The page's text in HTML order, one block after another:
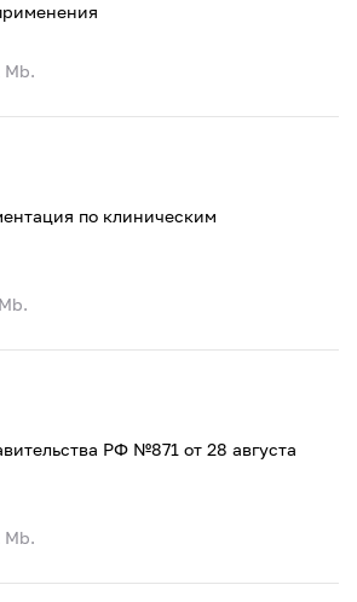
Mb.
по клиническим
РФ №871 от 28 августа
Mb.